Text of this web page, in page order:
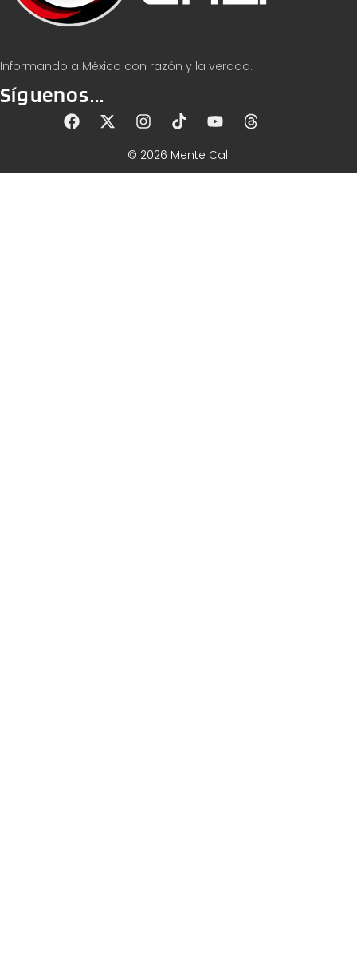
Informando a México con razón y la verdad.
Síguenos...
© 2026 Mente Cali